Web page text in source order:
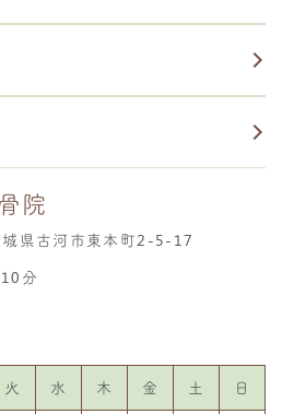
院
県古河市東本町2-5-17
分
火 水 木 金 土 日